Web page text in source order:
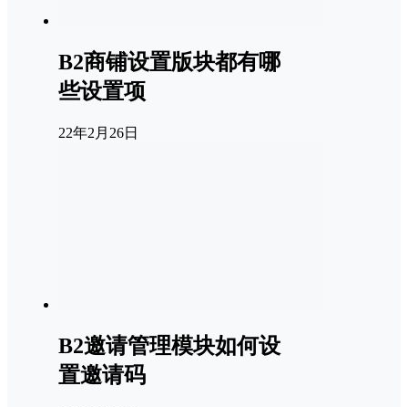
B2商铺设置版块都有哪
些设置项
22年2月26日
B2邀请管理模块如何设
置邀请码